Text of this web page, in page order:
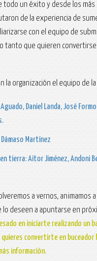
todo un éxito y desde los
de la experiencia de
con el equipo de
tanto que quieren
la organización el equipo de
Daniel Landa, José
Martínez
tierra: Aitor Jiménez, Andoni
a vernos, animamos
lo deseen a apuntarse en
en iniciarte realizando un
quieres convertirte en buceador
información.